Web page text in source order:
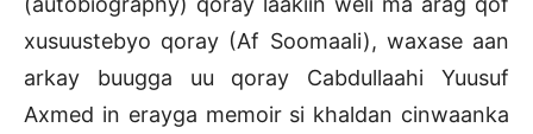
xusuustebyo qoray (Af Soomaali), waxase aan
arkay buugga uu qoray Cabdullaahi Yuusuf
Axmed in erayga memoir si khaldan cinwaanka